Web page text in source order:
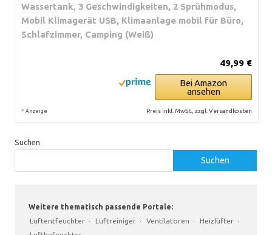
Wassertank, 3 Geschwindigkeiten, 2 Sprühmodus,
Mobil Klimagerät USB, Klimaanlage mobil für Büro,
Schlafzimmer, Camping (Weiß)
49,99 €
Bei Amazon
ansehen
* Anzeige Preis inkl. MwSt., zzgl. Versandkosten
Suchen
Suchen
Weitere thematisch passende Portale:
Luftentfeuchter · Luftreiniger · Ventilatoren · Heizlüfter ·